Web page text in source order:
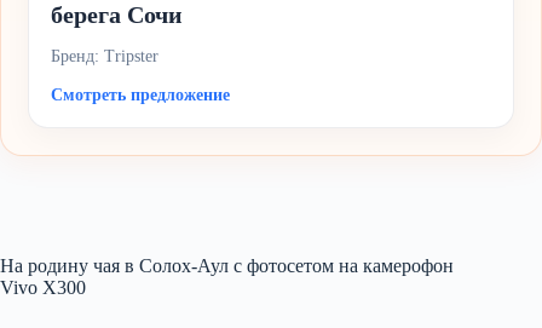
берега Сочи
Бренд: Tripster
Смотреть предложение
На родину чая в Солох-Аул с фотосетом на камерофон
Vivo X300